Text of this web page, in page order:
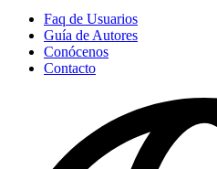
Faq de Usuarios
Guía de Autores
Conócenos
Contacto